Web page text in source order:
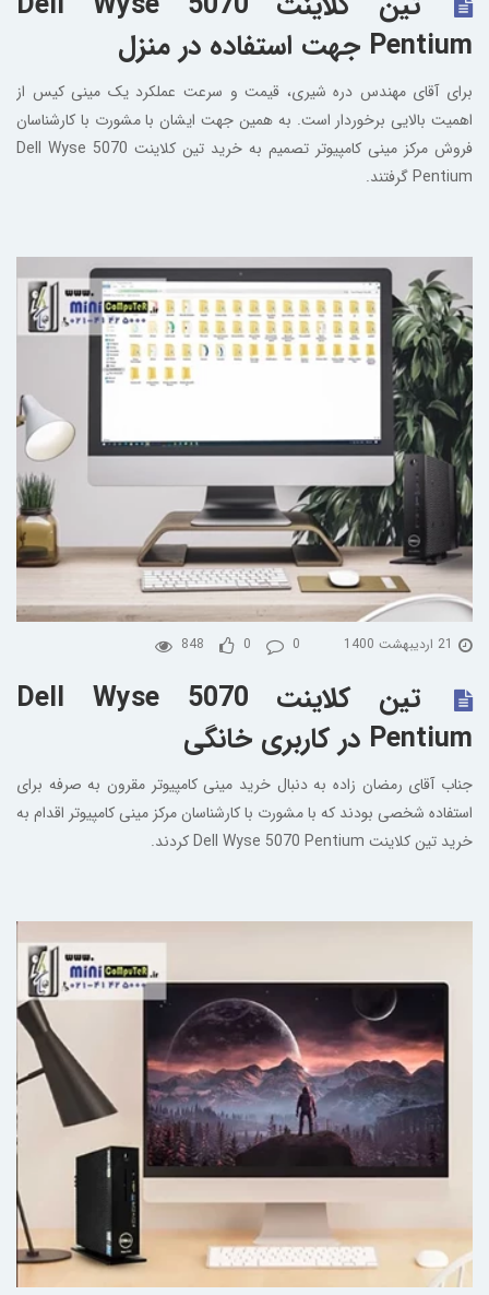
Pentium جهت استفاده در منزل
برای آقای مهندس دره شیری، قیمت و سرعت عملکرد یک مینی کیس از
اهمیت بالایی برخوردار است. به همین جهت ایشان با مشورت با کارشناسان
فروش مرکز مینی کامپیوتر تصمیم به خرید تین کلاینت Dell Wyse 5070
Pentium گرفتند.
21 اردیبهشت 1400 848 0 0
تین کلاینت Dell Wyse 5070
Pentium در کاربری خانگی
جناب آقای رمضان زاده به دنبال خرید مینی کامپیوتر مقرون به صرفه برای
استفاده شخصی بودند که با مشورت با کارشناسان مرکز مینی کامپیوتر اقدام به
خرید تین کلاینت Dell Wyse 5070 Pentium کردند.